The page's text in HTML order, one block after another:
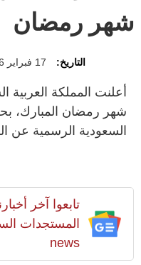
شهر رمضان
التاريخ: 17 فبراير 2026
أعلنت المملكة العربية
شهر رمضان المبارك،
السعودية الرسمية عن
تابعوا آخر
news